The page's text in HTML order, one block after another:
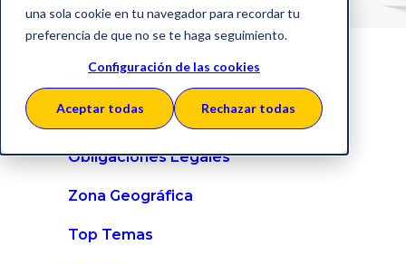
una sola cookie en tu navegador para recordar tu
preferencia de que no se te haga seguimiento.
Configuración de las cookies
Aceptar todas Rechazar todas
Inicio
Soluciones
Obligaciones Legales
Zona Geográfica
Top Temas